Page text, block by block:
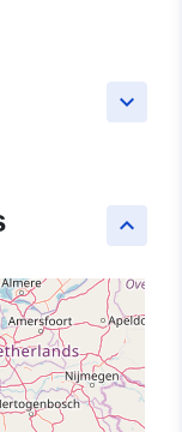
keyboard_arrow_down
keyboard_arrow_up